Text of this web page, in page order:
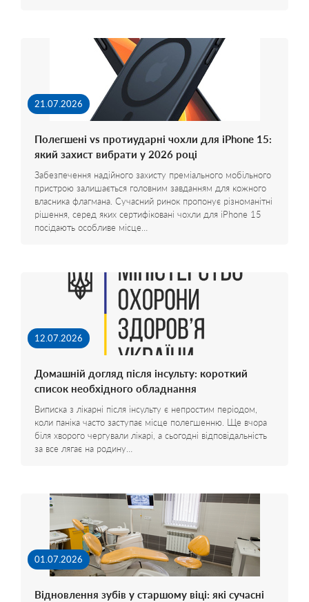
21.07.2026
Полегшені vs протиударні чохли для iPhone 15:
який захист вибрати у 2026 році
Забезпечення надійного захисту преміального мобільного
пристрою залишається головним завданням для кожного
власника флагмана. Сучасний ринок пропонує різноманітні
рішення, серед яких сертифіковані чохли для iPhone 15
посідають особливе місце…
12.07.2026
Домашній догляд після інсульту: короткий
список необхідного обладнання
Виписка з лікарні після інсульту є непростим періодом,
коли паніка часто заступає місце полегшенню. Ще вчора
біля хворого чергували лікарі, а сьогодні відповідальність
за все лягає на родину…
01.07.2026
Відновлення зубів у старшому віці: які сучасні